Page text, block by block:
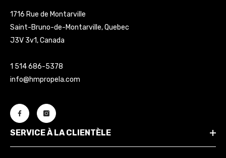
1716 Rue de Montarville
Saint-Bruno-de-Montarville, Quebec
J3V 3v1, Canada
1 514 686-5378
info@hmpropela.com
SERVICE À LA CLIENTÈLE